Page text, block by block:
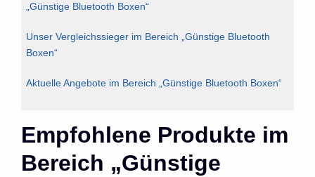
„Günstige Bluetooth Boxen“
Unser Vergleichssieger im Bereich „Günstige Bluetooth
Boxen“
Aktuelle Angebote im Bereich „Günstige Bluetooth Boxen“
Empfohlene Produkte im
Bereich „Günstige